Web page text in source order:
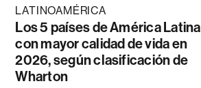
LATINOAMÉRICA
Los 5 países de América Latina
con mayor calidad de vida en
2026, según clasificación de
Wharton